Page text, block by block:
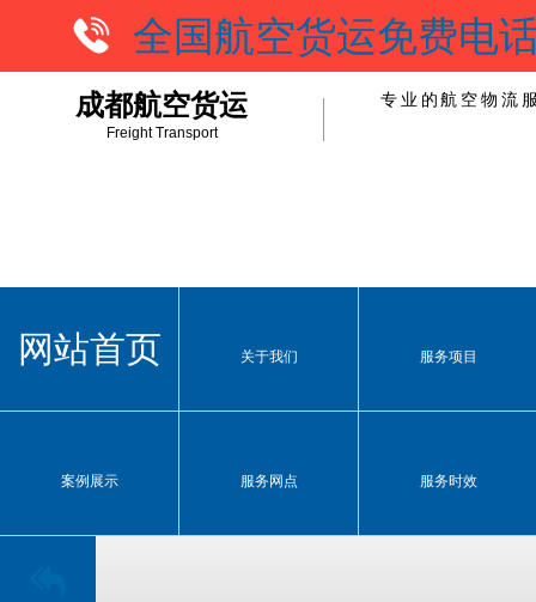
全国航空货运免费电
成都航空货运
Freight Transport
专业的航空物流
网站首页 关于我们 服务项目
案例展示 服务网点 服务时效